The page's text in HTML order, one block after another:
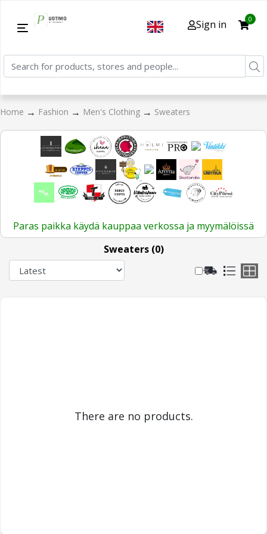
Sign in 0
Home → Fashion → Men's Clothing → Sweaters
Paras paikka käydä kauppaa verkossa ja myymälöissä
Sweaters (0)
There are no products.